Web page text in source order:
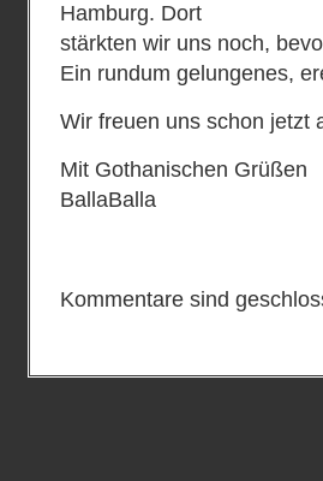
Hamburg. Dort
stärkten wir uns noch,
Ein rundum gelungenes,
Wir freuen uns schon jetzt
Mit Gothanischen Grüßen
BallaBalla
Kommentare sind